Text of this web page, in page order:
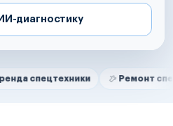
диагностику
Ремонт спецтехники